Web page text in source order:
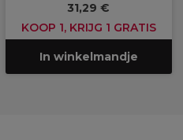
31,29 €
KOOP 1, KRIJG 1 GRATIS
In winkelmandje